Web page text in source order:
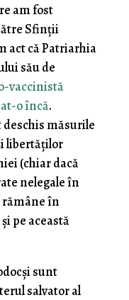
am fost
Sfinţii
act că Patriarhia
său de
vaccinistă
o încă.
măsurile
libertăţilor
(chiar dacă
nelegale în
rămâne în
pe această
sunt
salvator al